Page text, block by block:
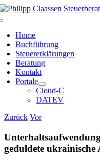
Zum
Home
Buchführung
Steuererklärungen
Beratung
Kontakt
Portale
Cloud-C
DATEV
Zurück Vor
geduldete ukrainische